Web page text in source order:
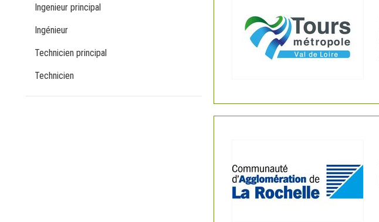
Ingenieur principal
Ingénieur
Technicien principal
Technicien